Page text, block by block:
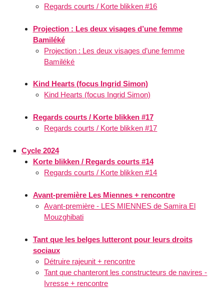
Regards courts / Korte blikken #16
Projection : Les deux visages d’une femme
Bamiléké
Projection : Les deux visages d’une femme
Bamiléké
Kind Hearts (focus Ingrid Simon)
Kind Hearts (focus Ingrid Simon)
Regards courts / Korte blikken #17
Regards courts / Korte blikken #17
Cycle 2024
Korte blikken / Regards courts #14
Regards courts / Korte blikken #14
Avant-première Les Miennes + rencontre
Avant-première - LES MIENNES de Samira El
Mouzghibati
Tant que les belges lutteront pour leurs droits
sociaux
Détruire rajeunit + rencontre
Tant que chanteront les constructeurs de navires -
Ivresse + rencontre